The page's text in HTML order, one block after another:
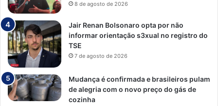
8 de agosto de 2026
Jair Renan Bolsonaro opta por não
informar orientação s3xual no registro do
TSE
7 de agosto de 2026
Mudança é confirmada e brasileiros pulam
de alegria com o novo preço do gás de
cozinha